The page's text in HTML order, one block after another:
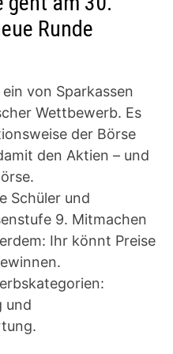
Runde
von Sparkassen
Wettbewerb. Es
der Börse
den Aktien – und
Schüler und
9. Mitmachen
Ihr könnt Preise
und